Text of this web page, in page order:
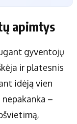
apimtys
gyventojų
ir platesnis
idėją vien
–